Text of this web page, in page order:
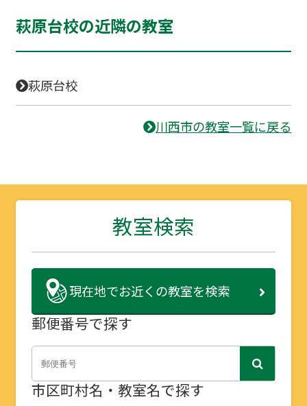
萩原台校の近隣の教室
萩原台校
川西市の教室一覧に戻る
教室検索
現在地でお近くの教室を検索
郵便番号で探す
市区町村名・教室名で探す